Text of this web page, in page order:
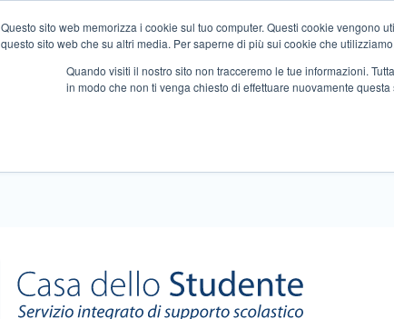
Questo sito web memorizza i cookie sul tuo computer. Questi cookie vengono
questo sito web che su altri media. Per saperne di più sui cookie che
Quando visiti il ​​nostro sito non tracceremo le tue informazioni.
in modo che non ti venga chiesto di effettuare nuovamente questa